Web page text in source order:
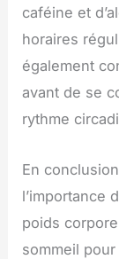
caféine et
horaires
également
avant de se
rythme
En
l’importance
poids
sommeil